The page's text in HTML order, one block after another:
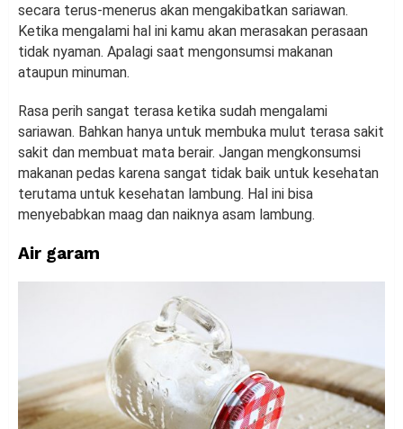
secara terus-menerus akan mengakibatkan sariawan.
Ketika mengalami hal ini kamu akan merasakan perasaan
tidak nyaman. Apalagi saat mengonsumsi makanan
ataupun minuman.
Rasa perih sangat terasa ketika sudah mengalami
sariawan. Bahkan hanya untuk membuka mulut terasa sakit
sakit dan membuat mata berair. Jangan mengkonsumsi
makanan pedas karena sangat tidak baik untuk kesehatan
terutama untuk kesehatan lambung. Hal ini bisa
menyebabkan maag dan naiknya asam lambung.
Air garam